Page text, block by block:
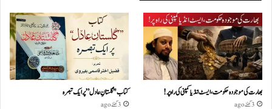
بھارت کی موجودہ حکومت،ایسٹ انڈیا کمپنی کی راہ پر!
3 گھنٹے ago
کتاب "گلستانِ عادل” پر ایک تبصرہ
3 گھنٹے ago